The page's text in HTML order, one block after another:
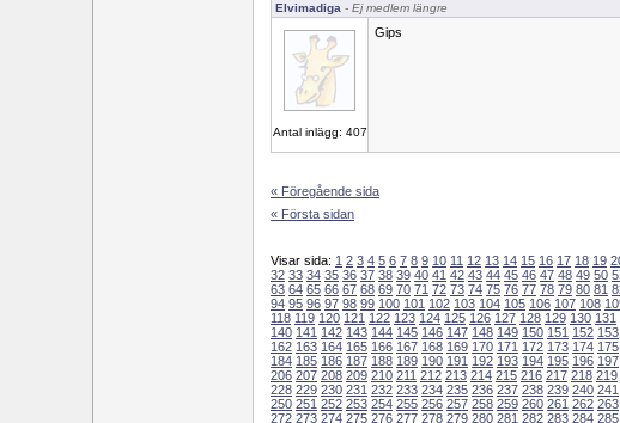
Elvimadiga - Ej medlem längre
Antal inlägg: 407
Gips
« Föregående sida
« Första sidan
Visar sida: 1 2 3 4 5 6 7 8 9 10 11 12 13 14 15 16 17 18 19
32 33 34 35 36 37 38 39 40 41 42 43 44 45 46 47 48 49 50
63 64 65 66 67 68 69 70 71 72 73 74 75 76 77 78 79 80 81
94 95 96 97 98 99 100 101 102 103 104 105 106 107 108
118 119 120 121 122 123 124 125 126 127 128 129 130 131
140 141 142 143 144 145 146 147 148 149 150 151 152 153
162 163 164 165 166 167 168 169 170 171 172 173 174 175
184 185 186 187 188 189 190 191 192 193 194 195 196 197
206 207 208 209 210 211 212 213 214 215 216 217 218 219
228 229 230 231 232 233 234 235 236 237 238 239 240 241
250 251 252 253 254 255 256 257 258 259 260 261 262 263
272 273 274 275 276 277 278 279 280 281 282 283 284 285